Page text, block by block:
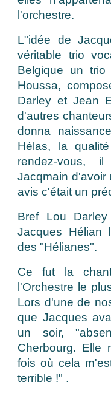
l'orchestre.
L"idée de
véritable trio
Belgique un
Houssa,
Darley et Jean
d'autres
donna
Hélas, la
rendez-vous,
Jacqmain d'avoir
avis c'était un
Bref Lou
Jacques Hélian
des "Hélianes".
Ce fut la
l'Orchestre le
Lors d'une de
que Jacques
un soir,
Cherbourg. Elle
fois où cela
terrible !" .